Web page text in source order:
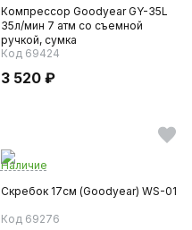
Компрессор Goodyear GY-35L
35л/мин 7 атм со съемной
ручкой, сумка
Код 69424
3 520 ₽
Наличие
Скребок 17см (Goodyear) WS-01
Код 69276